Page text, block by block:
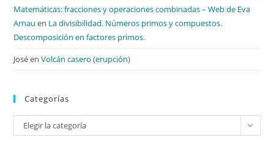
Matemáticas: fracciones y operaciones combinadas – Web de Eva
Arnau en La divisibilidad. Números primos y compuestos.
Descomposición en factores primos.
JoséenVolcán casero (erupción)
Categorías
Categorías
Elegir la categoría